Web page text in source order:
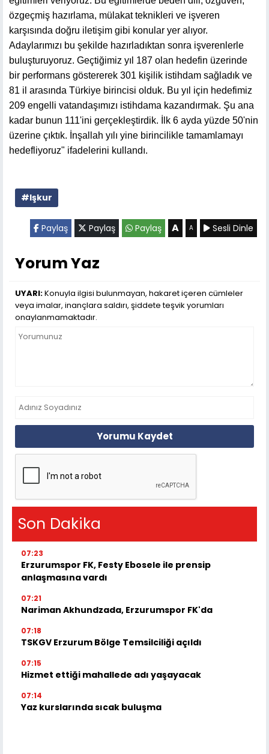
özgeçmiş hazırlama, mülakat teknikleri ve işveren
karşısında doğru iletişim gibi konular yer alıyor.
Adaylarımızı bu şekilde hazırladıktan sonra işverenlerle
buluşturuyoruz. Geçtiğimiz yıl 187 olan hedefin üzerinde
bir performans göstererek 301 kişilik istihdam sağladık ve
81 il arasında Türkiye birincisi olduk. Bu yıl için hedefimiz
209 engelli vatandaşımızı istihdama kazandırmak. Şu ana
kadar bunun 111'ini gerçekleştirdik. İlk 6 ayda yüzde 50'nin
üzerine çıktık. İnşallah yılı yine birincilikle tamamlamayı
hedefliyoruz" ifadelerini kullandı.
#Işkur
Paylaş Paylaş Paylaş A A Sesli Dinle
Yorum Yaz
UYARI:Konuyla ilgisi bulunmayan, hakaret içeren cümleler
veya imalar, inançlara saldırı, şiddete teşvik yorumları
onaylanmamaktadır.
Yorumu Kaydet
Son Dakika
07:23
Erzurumspor FK, Festy Ebosele ile prensip
anlaşmasına vardı
07:21
Nariman Akhundzada, Erzurumspor FK'da
07:18
TSKGV Erzurum Bölge Temsilciliği açıldı
07:15
Hizmet ettiği mahallede adı yaşayacak
07:14
Yaz kurslarında sıcak buluşma